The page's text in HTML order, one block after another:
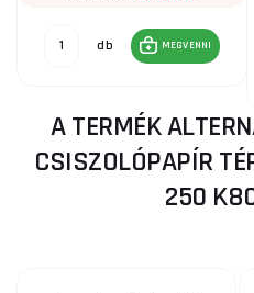
db MEGVENNI
A TERMÉK
CSISZOLÓPAPÍR
250